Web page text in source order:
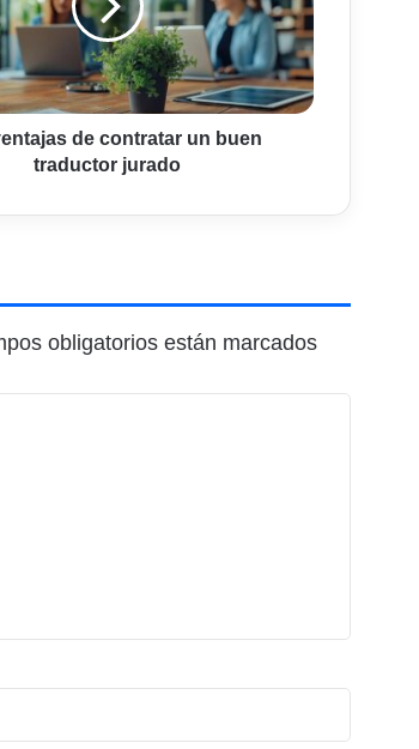
de contratar un buen
traductor jurado
obligatorios están marcados